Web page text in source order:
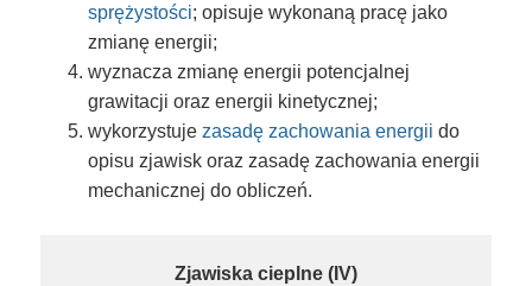
sprężystości; opisuje wykonaną pracę jako
zmianę energii;
wyznacza zmianę energii potencjalnej
grawitacji oraz energii kinetycznej;
wykorzystujezasadę zachowania energii do
opisu zjawisk oraz zasadę zachowania energii
mechanicznej do obliczeń.
Zjawiska cieplne (IV)